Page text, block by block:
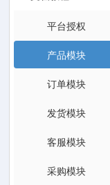
平台授权
产品模块
订单模块
发货模块
客服模块
采购模块